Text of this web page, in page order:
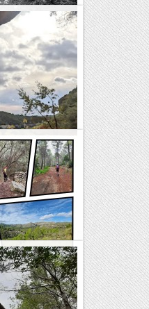
de
de Mallorca
zona poc habitual,
de l'Atzuc és curt
Font